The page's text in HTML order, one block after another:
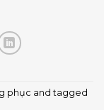
phục and tagged